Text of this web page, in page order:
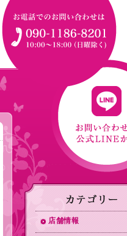
店舗情報